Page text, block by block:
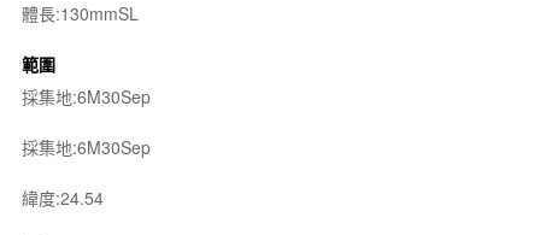
體長:130mmSL
範圍
採集地:6M30Sep
採集地:6M30Sep
緯度:24.54